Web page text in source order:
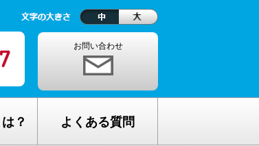
お問い合わせ
？ よくある質問